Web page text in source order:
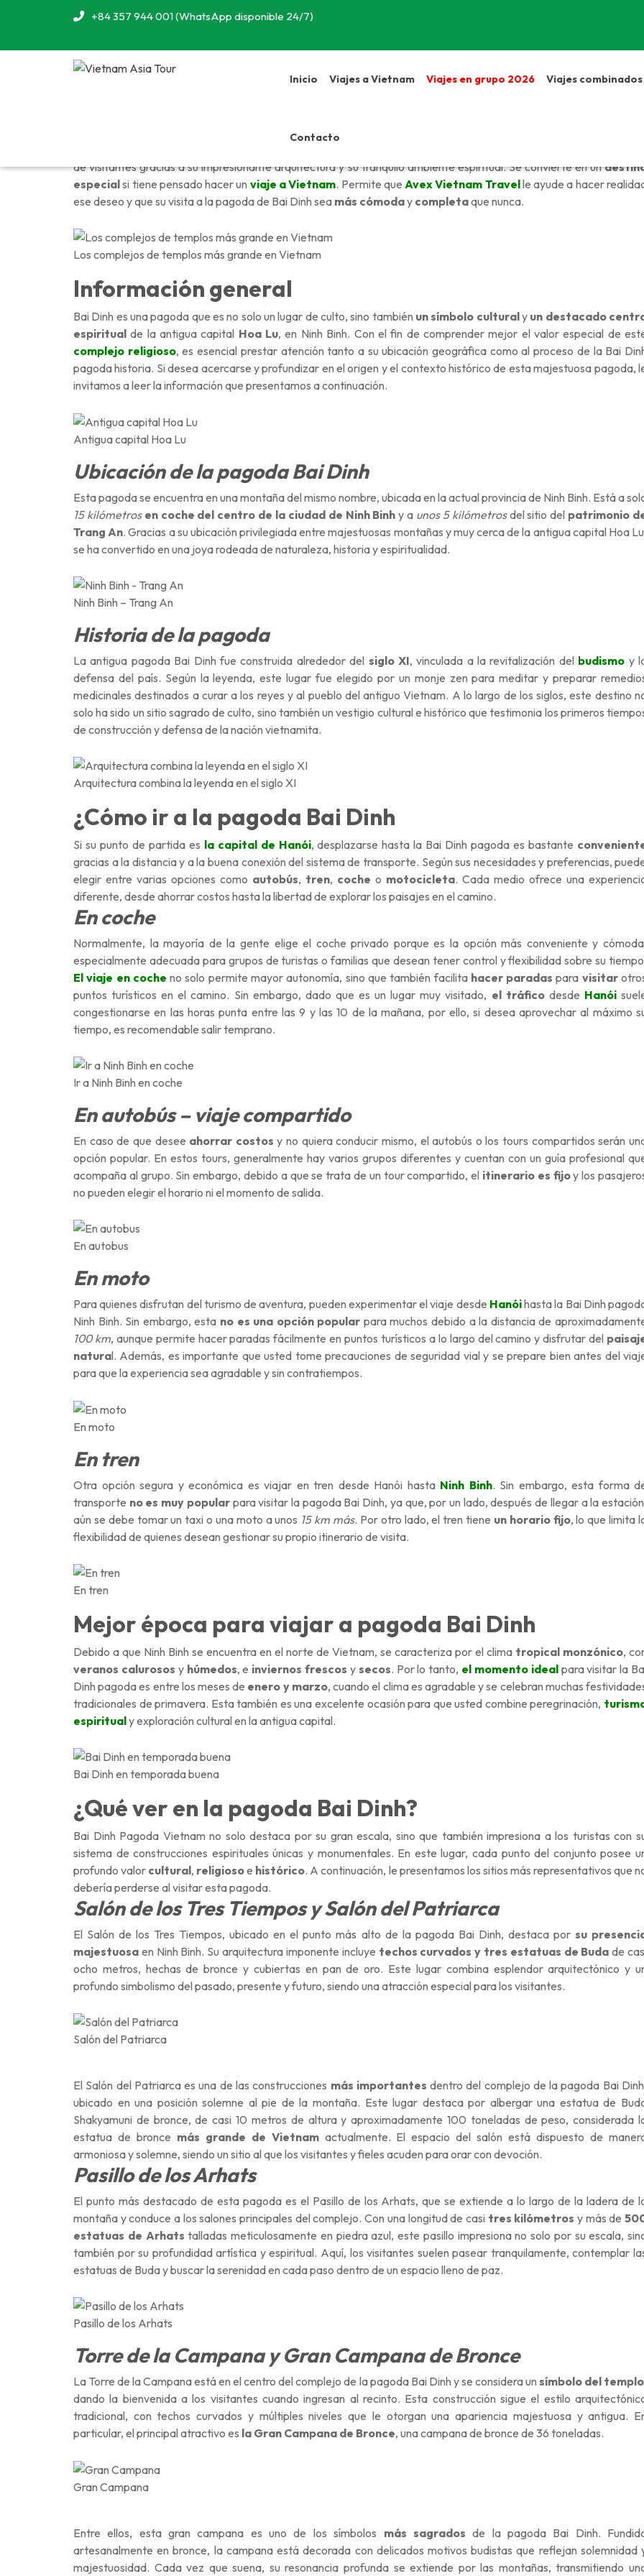
+84 357 944 001 (WhatsApp disponible 24/7)
Inicio Viajes a Vietnam Viajes en grupo 2026 Viajes combinados
Contacto
de visitantes gracias a su impresionante arquitectura y su tranquilo ambiente espiritual. Se convierte en un
especialsi tiene pensado hacer un viaje a Vietnam. Permite queAvex Vietnam Travelle ayude a hacer
ese deseo y que su visita a la pagoda de Bai Dinh sea más cómoday completaque nunca.
Los complejos de templos más grande en Vietnam
Información general
Bai Dinh es una pagoda que es no solo un lugar de culto, sino también un símbolo culturaly un destacado
espiritual de la antigua capital Hoa Lu, en Ninh Binh. Con el fin de comprender mejor el valor especial de
complejo religioso, es esencial prestar atención tanto a su ubicación geográfica como al proceso de la Bai
pagoda historia. Si desea acercarse y profundizar en el origen y el contexto histórico de esta majestuosa pagoda,
invitamos a leer la información que presentamos a continuación.
Antigua capital Hoa Lu
Ubicación de la pagoda Bai Dinh
Esta pagoda se encuentra en una montaña del mismo nombre, ubicada en la actual provincia de Ninh Binh. Está a
15 kilómetros en coche del centro de la ciudad de Ninh Binh y a unos 5 kilómetrosdel sitio del patrimonio
Trang An. Gracias a su ubicación privilegiada entre majestuosas montañas y muy cerca de la antigua capital Hoa
se ha convertido en una joya rodeada de naturaleza, historia y espiritualidad.
Ninh Binh – Trang An
Historia de la pagoda
La antigua pagoda Bai Dinh fue construida alrededor del siglo XI, vinculada a la revitalización del budismo y
defensa del país. Según la leyenda, este lugar fue elegido por un monje zen para meditar y preparar
medicinales destinados a curar a los reyes y al pueblo del antiguo Vietnam. A lo largo de los siglos, este destino
solo ha sido un sitio sagrado de culto, sino también un vestigio cultural e histórico que testimonia los primeros
de construcción y defensa de la nación vietnamita.
Arquitectura combina la leyenda en el siglo XI
¿Cómo ir a la pagoda Bai Dinh
Si su punto de partida es la capital de Hanói, desplazarse hasta la Bai Dinh pagoda es bastante
gracias a la distancia y a la buena conexión del sistema de transporte. Según sus necesidades y preferencias,
elegir entre varias opciones como autobús, tren, coche o motocicleta. Cada medio ofrece una
diferente, desde ahorrar costos hasta la libertad de explorar los paisajes en el camino.
En coche
Normalmente, la mayoría de la gente elige el coche privado porque es la opción más conveniente y
especialmente adecuada para grupos de turistas o familias que desean tener control y flexibilidad sobre su
El viaje en coche no solo permite mayor autonomía, sino que también facilita hacer paradas para visitar
puntos turísticos en el camino. Sin embargo, dado que es un lugar muy visitado, el tráficodesde Hanói
congestionarse en las horas punta entre las 9 y las 10 de la mañana, por ello, si desea aprovechar al máximo
tiempo, es recomendable salir temprano.
Ir a Ninh Binh en coche
En autobús – viaje compartido
En caso de que desee ahorrar costos y no quiera conducir mismo, el autobús o los tours compartidos serán
opción popular. En estos tours, generalmente hay varios grupos diferentes y cuentan con un guía profesional
acompaña al grupo. Sin embargo, debido a que se trata de un tour compartido, el itinerario es fijoy los
no pueden elegir el horario ni el momento de salida.
En autobus
En moto
Para quienes disfrutan del turismo de aventura, pueden experimentar el viaje desde Hanóihasta la Bai Dinh
Ninh Binh. Sin embargo, esta no es una opción popular para muchos debido a la distancia de
100 km, aunque permite hacer paradas fácilmente en puntos turísticos a lo largo del camino y disfrutar del
natural. Además, es importante que usted tome precauciones de seguridad vial y se prepare bien antes del
para que la experiencia sea agradable y sin contratiempos.
En moto
En tren
Otra opción segura y económica es viajar en tren desde Hanói hasta Ninh Binh. Sin embargo, esta forma
transporte no es muy popularpara visitar la pagoda Bai Dinh, ya que, por un lado, después de llegar a la
aún se debe tomar un taxi o una moto a unos 15 km más. Por otro lado, el tren tiene un horario fijo, lo que limita
flexibilidad de quienes desean gestionar su propio itinerario de visita.
En tren
Mejor época para viajar a pagoda Bai Dinh
Debido a que Ninh Binh se encuentra en el norte de Vietnam, se caracteriza por el clima tropical monzónico,
veranos calurosos y húmedos, e inviernos frescos y secos. Por lo tanto, el momento idealpara visitar la
Dinh pagoda es entre los meses de enero y marzo, cuando el clima es agradable y se celebran muchas
tradicionales de primavera. Esta también es una excelente ocasión para que usted combine peregrinación,
espiritualy exploración cultural en la antigua capital.
Bai Dinh en temporada buena
¿Qué ver en la pagoda Bai Dinh?
Bai Dinh Pagoda Vietnam no solo destaca por su gran escala, sino que también impresiona a los turistas con
sistema de construcciones espirituales únicas y monumentales. En este lugar, cada punto del conjunto posee
profundo valor cultural, religiosoe histórico. A continuación, le presentamos los sitios más representativos que
debería perderse al visitar esta pagoda.
Salón de los Tres Tiempos y Salón del Patriarca
El Salón de los Tres Tiempos, ubicado en el punto más alto de la pagoda Bai Dinh, destaca por su
majestuosa en Ninh Binh. Su arquitectura imponente incluye techos curvados y tres estatuas de Buda de
ocho metros, hechas de bronce y cubiertas en pan de oro. Este lugar combina esplendor arquitectónico y
profundo simbolismo del pasado, presente y futuro, siendo una atracción especial para los visitantes.
Salón del Patriarca
El Salón del Patriarca es una de las construcciones más importantes dentro del complejo de la pagoda Bai
ubicado en una posición solemne al pie de la montaña. Este lugar destaca por albergar una estatua de
Shakyamuni de bronce, de casi 10 metros de altura y aproximadamente 100 toneladas de peso, considerada
estatua de bronce más grande de Vietnamactualmente. El espacio del salón está dispuesto de
armoniosa y solemne, siendo un sitio al que los visitantes y fieles acuden para orar con devoción.
Pasillo de los Arhats
El punto más destacado de esta pagoda es el Pasillo de los Arhats, que se extiende a lo largo de la ladera de
montaña y conduce a los salones principales del complejo. Con una longitud de casi tres kilómetros y más de
estatuas de Arhatstalladas meticulosamente en piedra azul, este pasillo impresiona no solo por su escala,
también por su profundidad artística y espiritual. Aquí, los visitantes suelen pasear tranquilamente, contemplar
estatuas de Buda y buscar la serenidad en cada paso dentro de un espacio lleno de paz.
Pasillo de los Arhats
Torre de la Campana y Gran Campana de Bronce
La Torre de la Campana está en el centro del complejo de la pagoda Bai Dinh y se considera un símbolo del templo
dando la bienvenida a los visitantes cuando ingresan al recinto. Esta construcción sigue el estilo
tradicional, con techos curvados y múltiples niveles que le otorgan una apariencia majestuosa y antigua.
particular, el principal atractivo es la Gran Campana de Bronce, una campana de bronce de 36 toneladas.
Gran Campana
Entre ellos, esta gran campana es uno de los símbolos más sagrados de la pagoda Bai Dinh.
artesanalmente en bronce, la campana está decorada con delicados motivos budistas que reflejan solemnidad
majestuosidad. Cada vez que suena, su resonancia profunda se extiende por las montañas, transmitiendo